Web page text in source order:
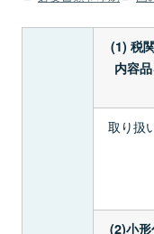
(1) 税
内容
取り扱
(2)小